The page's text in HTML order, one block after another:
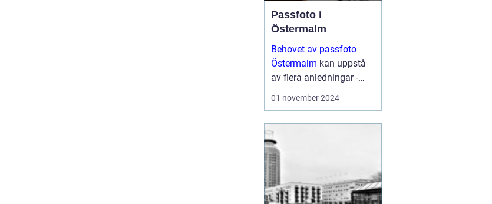
Passfoto i
Östermalm
Behovet av passfoto
Östermalm kan uppstå
av flera anledningar -
vare sig det handlar om
kanske byta ut sitt k&...
01 november 2024